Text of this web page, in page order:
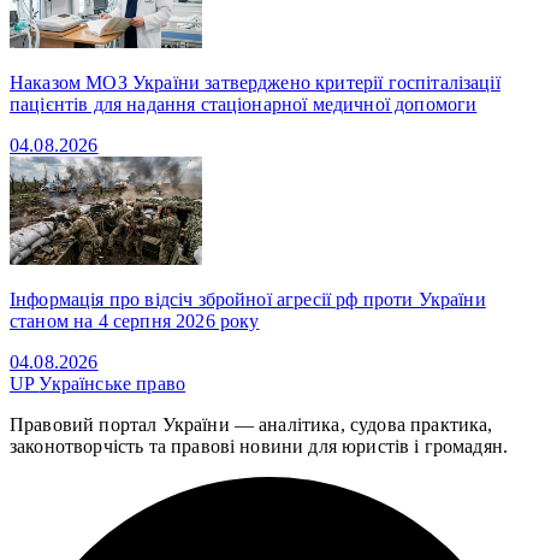
Наказом МОЗ України затверджено критерії госпіталізації
пацієнтів для надання стаціонарної медичної допомоги
04.08.2026
Інформація про відсіч збройної агресії рф проти України
станом на 4 серпня 2026 року
04.08.2026
UPУкраїнське право
Правовий портал України — аналітика, судова практика,
законотворчість та правові новини для юристів і громадян.